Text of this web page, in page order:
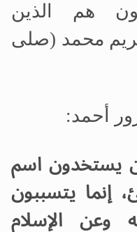
هم الذين
محمد (صلى
أحمد:
يستخدون اسم
إنما يتسببون
وعن الإسلام